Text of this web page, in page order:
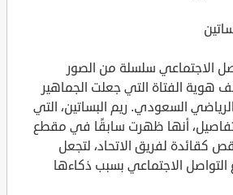
الاجتماعي سلسلة من الصور
هوية الفتاة التي جعلت الجماهير
السعودي. ريم البساتين، التي
أنها ظهرت سابقًا في مقطع
لفريق الاتحاد، لتجعل
الاجتماعي بسبب ذكاءها